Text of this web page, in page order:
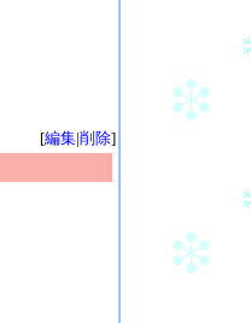
[編集|削除]